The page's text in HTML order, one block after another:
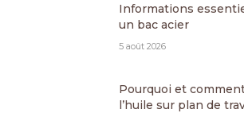
Informations
un bac acier
5 août 2026
Pourquoi et
l’huile sur plan de